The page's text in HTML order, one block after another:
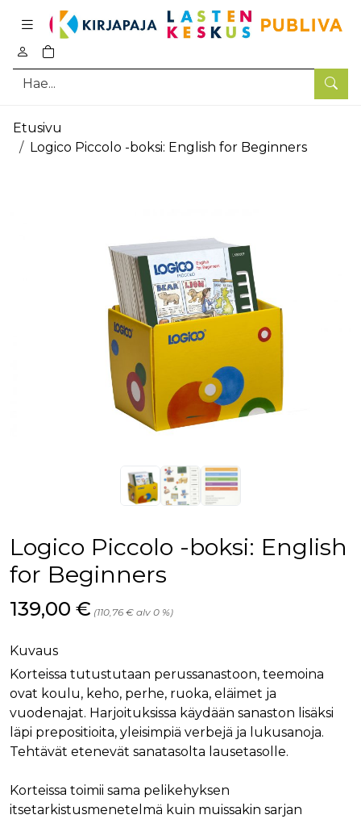
Hae
0
tuotetta ostoskorissa
Pääsisältö
Etusivu
Logico Piccolo -boksi: English for Beginners
Logico Piccolo -boksi: English
for Beginners
Hinta nyt
139,00 € (110,76 € alv 0 %)
Kuvaus
Korteissa tutustutaan perussanastoon, teemoina
ovat koulu, keho, perhe, ruoka, eläimet ja
vuodenajat. Harjoituksissa käydään sanaston lisäksi
läpi prepositioita, yleisimpiä verbejä ja lukusanoja.
Tehtävät etenevät sanatasolta lausetasolle.
Korteissa toimii sama pelikehyksen
itsetarkistusmenetelmä kuin muissakin sarjan